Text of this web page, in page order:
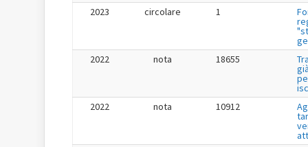
2023
circolare 1
2022
nota 18655
2022
nota 10912